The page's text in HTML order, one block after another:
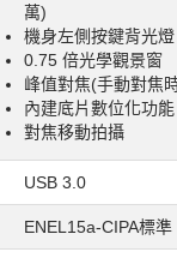
萬)
機身左側按鍵背光燈
0.75 倍光學觀景窗
峰值對焦(手動對焦
內建底片數位化功
對焦移動拍攝
USB 3.0
ENEL15a-CIPA標